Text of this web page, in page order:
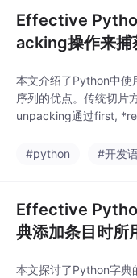
戏/可视化需求提出美术
优化的三参数可控衰减
公式（常数项+一次项
通用参数参考表。通过
搭建纯白材质、精简Sh
ader、光源可视化球体
光照模型改造，实现动
码实现、参数调优
Effective
acking操作来捕
本文介绍了Python中
序列的优点。传统切片
unpacking通过first,
位置捕获和多层解包，
#python #开发
Effective
典添加条目时所
本文探讨了Python字典